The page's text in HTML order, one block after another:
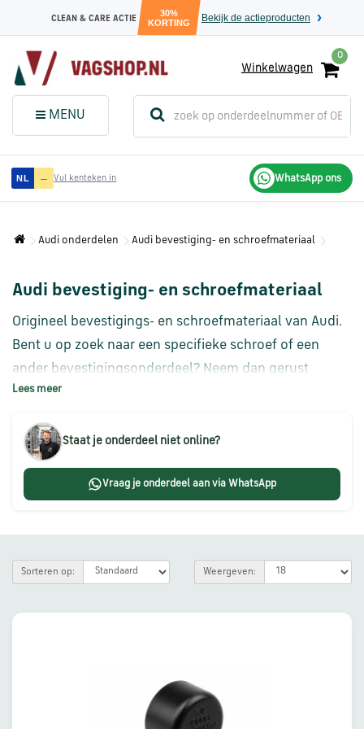
CLEAN & CARE ACTIE
30%
KORTING
Bekijk de actieproducten
0
Winkelwagen
MENU
Menu (Sluit dit
menuvenster)
Audi
onderdelen
Volkswagen
SEAT
onderdelen
Škoda
CUPRA
onderdelen
Kunnen
je
NL — Vul kenteken in WhatsApp ons
Audi onderdelen Audi bevestiging- en schroefmateriaal
Audi bevestiging- en schroefmateriaal
Origineel bevestigings- en schroefmateriaal van Audi.
Bent u op zoek naar een specifieke schroef of een
ander bevestigingsonderdeel? Neem dan gerust
contact met ons op, wij helpen u graag verder.
Lees meer
Staat je onderdeel niet online?
Vraag je onderdeel aan via WhatsApp
Sorteren op: Weergeven: